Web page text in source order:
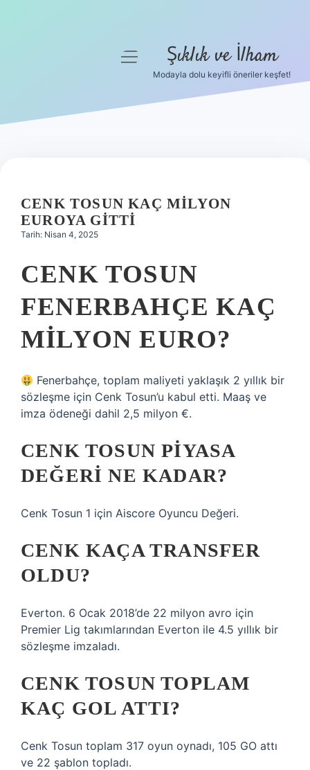
Hakkımızda
menüyü
Şıklık ve İlham
Modayla dolu keyifli öneriler keşfet!
CENK TOSUN KAÇ MILYON
EUROYA GITTI
Tarih: Nisan 4, 2025
CENK TOSUN
FENERBAHÇE KAÇ
MILYON EURO?
Fenerbahçe, toplam maliyeti yaklaşık 2 yıllık bir
sözleşme için Cenk Tosun’u kabul etti. Maaş ve
imza ödeneği dahil 2,5 milyon €.
CENK TOSUN PIYASA
DEĞERI NE KADAR?
Cenk Tosun 1 için Aiscore Oyuncu Değeri.
CENK KAÇA TRANSFER
OLDU?
Everton. 6 Ocak 2018’de 22 milyon avro için
Premier Lig takımlarından Everton ile 4.5 yıllık bir
sözleşme imzaladı.
CENK TOSUN TOPLAM
KAÇ GOL ATTI?
Cenk Tosun toplam 317 oyun oynadı, 105 GO attı
ve 22 şablon topladı.